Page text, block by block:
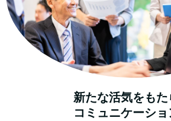
新たな活気をもた
コミュニケーショ